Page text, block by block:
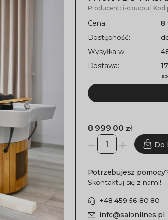
Producent: i-coucou |
Cena:
8
Dostępność:
Wysyłka w:
Dostawa:
8 999,00 zł
Do
Potrzebujesz pomocy?
Skontaktuj się z nami!
+48 459 56 80 80
info@salonlines.pl